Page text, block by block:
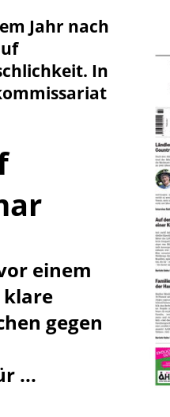
Jahr nach
In
einem
klare
gegen
...